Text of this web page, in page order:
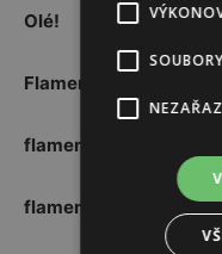
Olé!
Flamenco se vyvíjí a
flamenco jondo
flamenco chico (lehké)